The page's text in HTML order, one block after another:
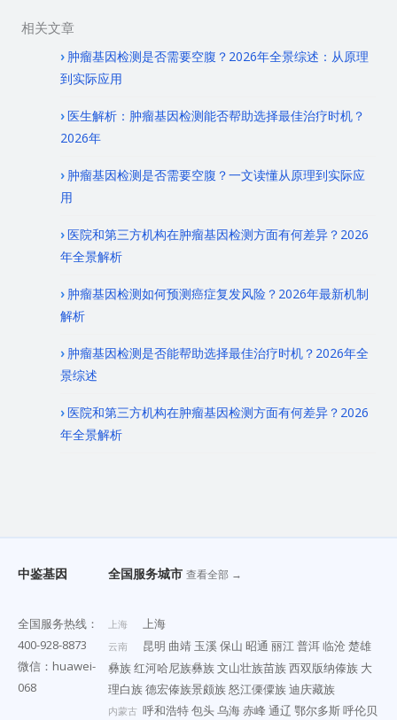
相关文章
肿瘤基因检测是否需要空腹？2026年全景综述：从原理
到实际应用
医生解析：肿瘤基因检测能否帮助选择最佳治疗时机？
2026年
肿瘤基因检测是否需要空腹？一文读懂从原理到实际应
用
医院和第三方机构在肿瘤基因检测方面有何差异？2026
年全景解析
肿瘤基因检测如何预测癌症复发风险？2026年最新机制
解析
肿瘤基因检测是否能帮助选择最佳治疗时机？2026年全
景综述
医院和第三方机构在肿瘤基因检测方面有何差异？2026
年全景解析
中鉴基因
全国服务热线：
400-928-8873
微信：huawei-
068
全国服务城市 查看全部 →
上海 上海
云南 昆明 曲靖 玉溪保山 昭通 丽江普洱临沧楚雄
彝族红河哈尼族彝族文山壮族苗族西双版纳傣族 大
理白族德宏傣族景颇族怒江傈僳族迪庆藏族
内蒙古 呼和浩特包头乌海赤峰通辽 鄂尔多斯呼伦贝